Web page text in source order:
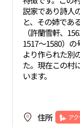
説家であり詩人
と、その姉であ
（許蘭雪軒、
1517～1580）
より作られた別
た。現在この村
います。
住所 ア